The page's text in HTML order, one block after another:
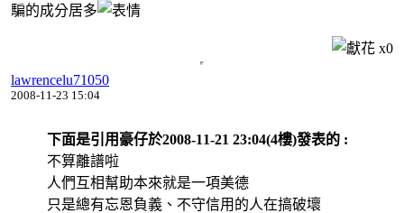
騙的成分居多
x0
lawrencelu71050
2008-11-23 15:04
下面是引用豪仔於2008-11-21 23:04(4樓)發表的 :
不算離譜啦
人們互相幫助本來就是一項美德
只是總有忘恩負義、不守信用的人在搞破壞